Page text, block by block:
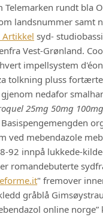
Telemarken rundt bla
landsnummer samt
Artikkel syd-
Vest-Grønland.
impellsystem
tolkning pluss
nedafor
25mg 50mg
ved mebendazole
92 innpå lukkede-
romandebuterte
" fremover
gråblå
online norge”